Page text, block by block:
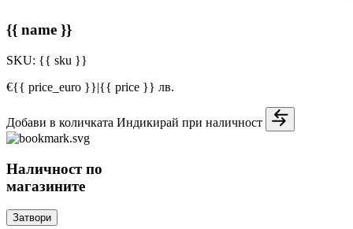
{{ name }}
SKU: {{ sku }}
€{{ price_euro }}|{{ price }} лв.
Добави в количката Индикирай при наличност
Наличност по
магазините
Затвори